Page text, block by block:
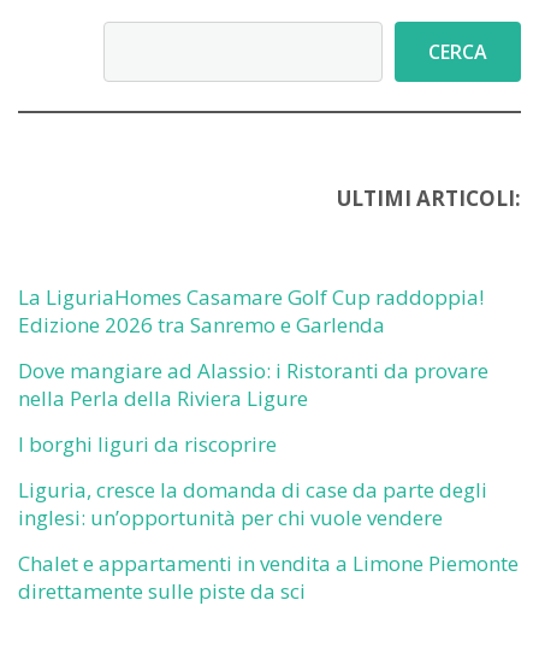
CERCA
ULTIMI ARTICOLI:
La LiguriaHomes Casamare Golf Cup raddoppia!
Edizione 2026 tra Sanremo e Garlenda
Dove mangiare ad Alassio: i Ristoranti da provare
nella Perla della Riviera Ligure
I borghi liguri da riscoprire
Liguria, cresce la domanda di case da parte degli
inglesi: un’opportunità per chi vuole vendere
Chalet e appartamenti in vendita a Limone Piemonte
direttamente sulle piste da sci